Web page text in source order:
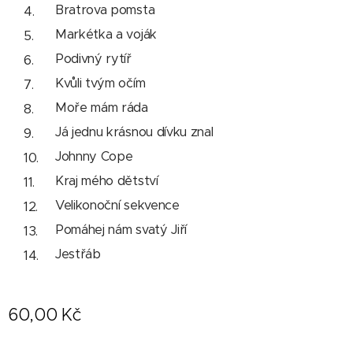
Bratrova pomsta
Markétka a voják
Podivný rytíř
Kvůli tvým očím
Moře mám ráda
Já jednu krásnou dívku znal
Johnny Cope
Kraj mého dětství
Velikonoční sekvence
Pomáhej nám svatý Jiří
Jestřáb
60,00 Kč